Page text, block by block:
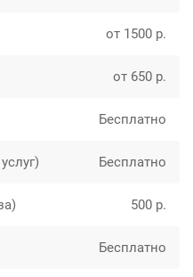
от 1500 р.
от 650 р.
Бесплатно
Бесплатно
500 р.
Бесплатно